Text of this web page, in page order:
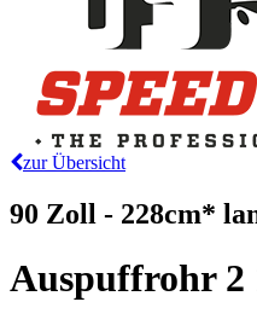
zur Übersicht
90 Zoll - 228cm*
Auspuffrohr 2